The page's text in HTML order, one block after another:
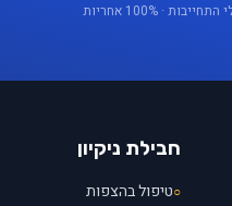
· 100% אחריות
חבילת ניקיון
○טיפול בהצפות